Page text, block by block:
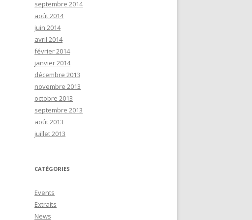
septembre 2014
août 2014
juin 2014
avril 2014
février 2014
janvier 2014
décembre 2013
novembre 2013
octobre 2013
septembre 2013
août 2013
juillet 2013
CATÉGORIES
Events
Extraits
News